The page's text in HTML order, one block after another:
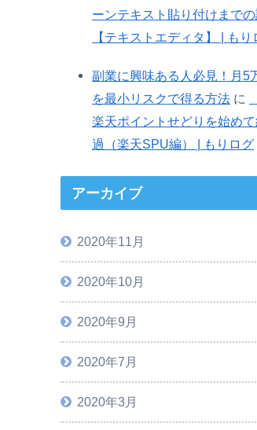
ーンテキスト貼り付けまで
【テキストエディタ】 | もり
副業に興味ある人必見！月5
を最小リスクで得る方法 に
楽天ポイントせどりを始め
過（楽天SPU編） | もりログ
アーカイブ
2020年11月
2020年10月
2020年9月
2020年7月
2020年3月